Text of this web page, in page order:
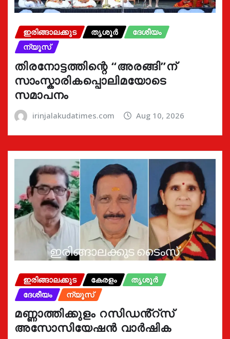
ഇരിങ്ങാലക്കുട തൃശൂർ
ദേശീയം
ന്യൂസ്
തിരനോട്ടത്തിന്റെ “അരങ്ങി”ന്
സാംസ്കാരികപ്പൊലിമയോടെ
സമാപനം
irinjalakudatimes.com Aug 10, 2026
ഇരിങ്ങാലക്കുട കേരളം
തൃശൂർ
ദേശീയം
ന്യൂസ്
മണ്ണാത്തിക്കുളം റസിഡൻ്റ്സ്
അസോസിയേഷൻ വാർഷിക